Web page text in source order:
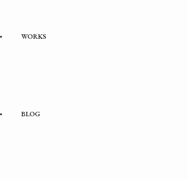
WORKS
BLOG